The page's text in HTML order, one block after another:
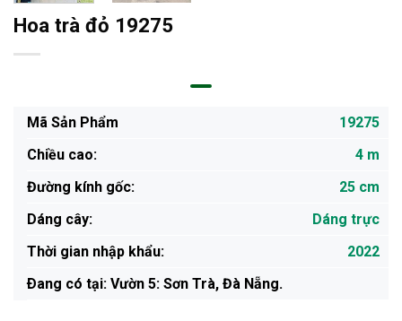
Hoa trà đỏ 19275
Mã Sản Phẩm
19275
Chiều cao:
4 m
Đường kính gốc:
25 cm
Dáng cây:
Dáng trực
Thời gian nhập khẩu:
2022
Ðang có tại: Vườn 5: Sơn Trà, Đà Nẵng.